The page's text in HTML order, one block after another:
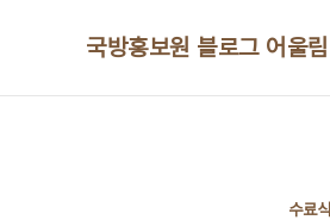
국방홍보원 블로그 어울림
수료식